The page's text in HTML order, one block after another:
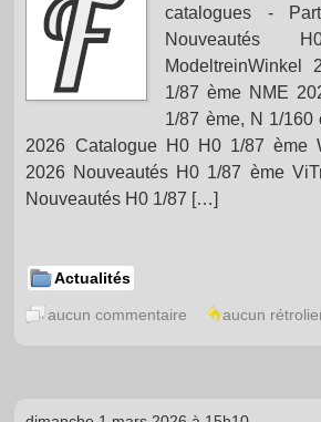
catalogues -
Nouveautés
ModeltreinWinkel
1/87 ème NME
1/87 ème, N 1/
2026 Catalogue H0 H0 1/87 ème
2026 Nouveautés H0 1/87 ème
Nouveautés H0 1/87 […]
Actualités
aucun commentaire aucun